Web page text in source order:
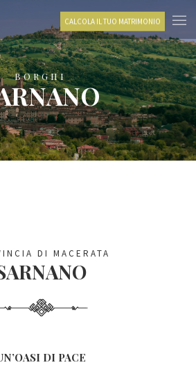
CALCOLA IL TUO MATRIMONIO
BORGHI
DI MACERATA
DI PACE